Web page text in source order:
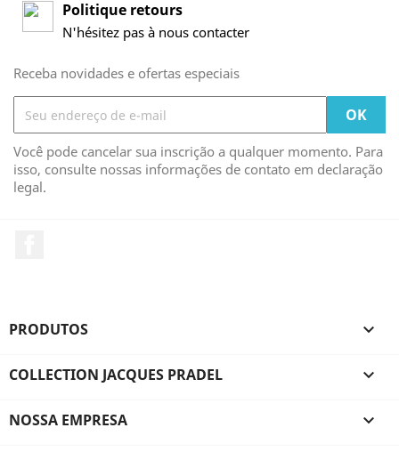
Politique retours
N'hésitez pas à nous contacter
Receba novidades e ofertas especiais
Você pode cancelar sua inscrição a qualquer momento. Para
isso, consulte nossas informações de contato em declaração
legal.
PRODUTOS 
COLLECTION JACQUES PRADEL 
NOSSA EMPRESA 